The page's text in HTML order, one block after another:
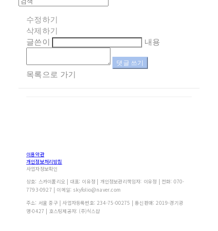
수정하기
삭제하기
글쓴이
내용
댓글 쓰기
목록으로 가기
이용약관
개인정보처리방침
사업자정보확인
상호: 스카이폴리오 | 대표: 이유정 | 개인정보관리책임자: 이유정 | 전화: 070-
7793-0927 | 이메일: skyfolio@naver.com
주소: 서울 중구 | 사업자등록번호: 234-75-00275 | 통신판매: 2019-경기광
명-0427 | 호스팅제공자: (주)식스샵